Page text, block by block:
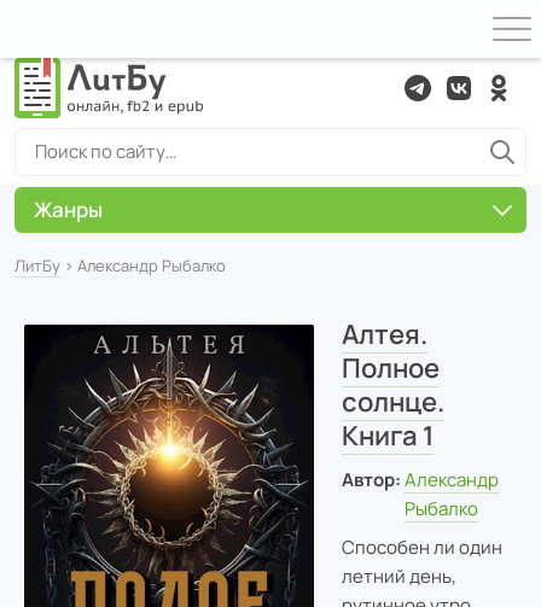
ЛитБу › Александр Рыбалко
Алтея.
Полное
солнце.
Книга 1
Автор: Александр
Рыбалко
Способен ли один
летний день,
Жанры